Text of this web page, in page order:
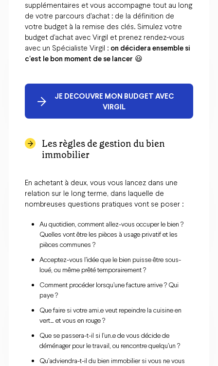
supplémentaires et vous accompagne tout au long
de votre parcours d'achat : de la définition de
votre budget à la remise des clés. Simulez votre
budget d'achat avec Virgil et prenez rendez-vous
avec un Spécialiste Virgil : on décidera ensemble si
c'est le bon moment de se lancer 😃
JE DECOUVRE MON BUDGET AVEC
VIRGIL
Les règles de gestion du bien
immobilier
En achetant à deux, vous vous lancez dans une
relation sur le long terme, dans laquelle de
nombreuses questions pratiques vont se poser :
Au quotidien, comment allez-vous occuper le bien ?
Quelles vont être les pièces à usage privatif et les
pièces communes ?
Acceptez-vous l’idée que le bien puisse être sous-
loué, ou même prêté temporairement ?
Comment procéder lorsqu’une facture arrive ? Qui
paye ?
Que faire si votre ami.e veut repeindre la cuisine en
vert… et vous en rouge ?
Que se passera-t-il si l’un.e de vous décide de
déménager pour le travail, ou rencontre quelqu’un ?
Qu’adviendra-t-il du bien immobilier si vous ne vous